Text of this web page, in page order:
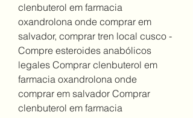
clenbuterol em farmacia
oxandrolona onde comprar em
salvador, comprar tren local cusco -
Compre esteroides anabólicos
legales Comprar clenbuterol em
farmacia oxandrolona onde
comprar em salvador Comprar
clenbuterol em farmacia